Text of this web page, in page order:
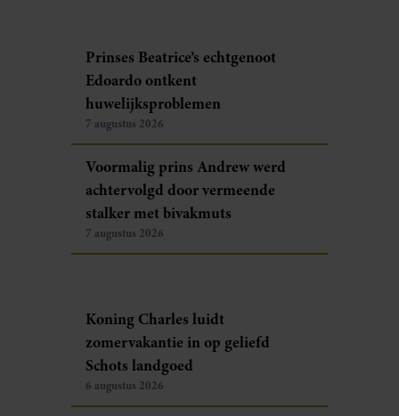
Prinses Beatrice’s echtgenoot
Edoardo ontkent
huwelijksproblemen
7 augustus 2026
Voormalig prins Andrew werd
achtervolgd door vermeende
stalker met bivakmuts
7 augustus 2026
Koning Charles luidt
zomervakantie in op geliefd
Schots landgoed
6 augustus 2026